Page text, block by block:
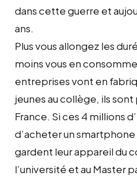
dans cette guerre et
ans.
Plus vous allongez les
moins vous en
entreprises vont en
jeunes au collège, ils
France. Si ces 4 millions
d’acheter un smartphone
gardent leur appareil du
l’université et au Master